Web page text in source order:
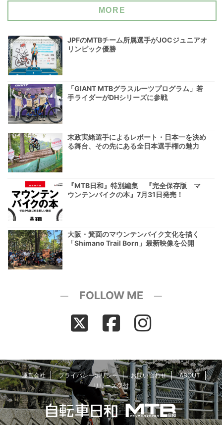
MORE
JPFのMTBチーム所属選手がJOCジュニアオ
リンピック優勝
「GIANT MTBグラスルーツプログラム」若
手ライダーがDHシリーズに参戦
末政実緒選手によるレポート・日本一を決め
る舞台、その先にある全日本選手権の魅力
『MTB日和』特別編集 『完全保存版 マ
ウンテンバイクの本』7月31日発売！
大阪・箕面のマウンテンバイク文化を描く
「Shimano Trail Born」最新映像を公開
─ FOLLOW ME ─
運営会社 プライバシーポリシー お問い合わせ
ABOUT
リリース受付